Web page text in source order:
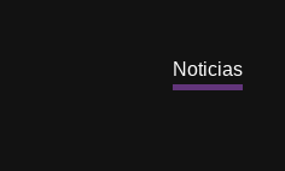
Noticias